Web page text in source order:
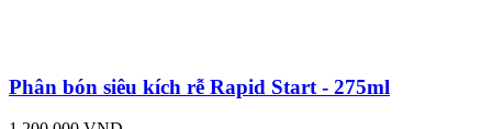
Phân bón siêu kích rễ Rapid Start - 275ml